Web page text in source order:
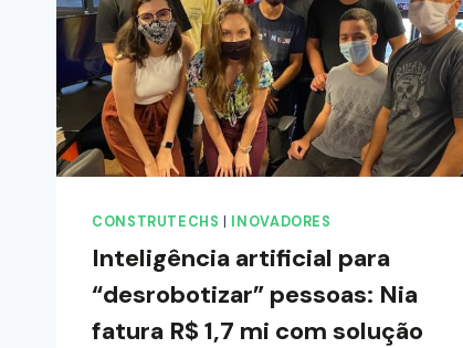
CONSTRUTECHS INOVADORES
Inteligência artificial para
“desrobotizar” pessoas: Nia
fatura R$ 1,7 mi com solução